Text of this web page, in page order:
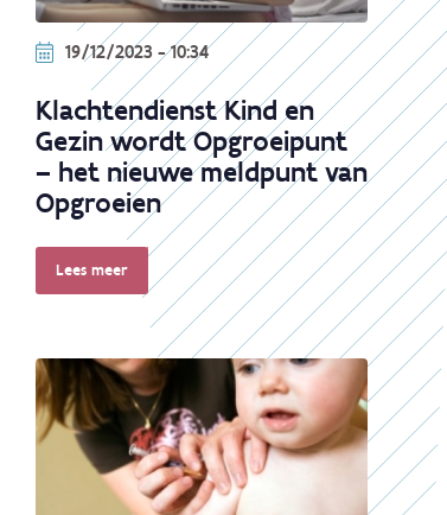
19/12/2023 - 10:34
Klachtendienst Kind en
Gezin wordt Opgroeipunt
– het nieuwe meldpunt van
Opgroeien
Lees meer